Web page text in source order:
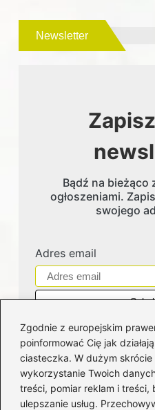
Zgodnie z europejskim
poinformować Cię jak
ciasteczka. W dużym
wykorzystanie Twoich
treści, pomiar reklam i treści,
ulepszanie usług.
Newsletter
Bądź na bieżąco
ogłoszeniami.
swojego
Adres email
Kategorie